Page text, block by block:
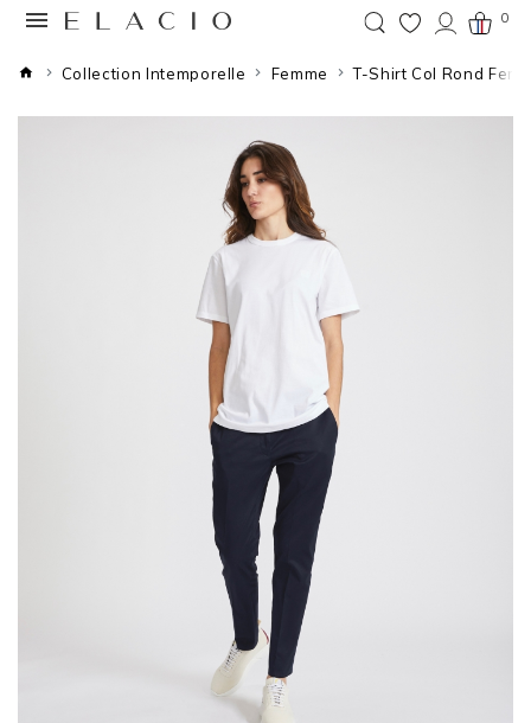
0
Collection Intemporelle Femme T-Shirt Col Rond